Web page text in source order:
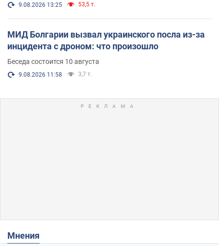
9.08.2026 13:25 53,5 т.
МИД Болгарии вызвал украинского посла из-за
инцидента с дроном: что произошло
Беседа состоится 10 августа
9.08.2026 11:58 3,7 т.
Мнения